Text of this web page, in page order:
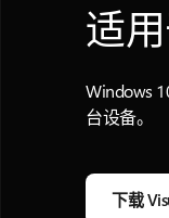
适
Windows
台设备。
下载